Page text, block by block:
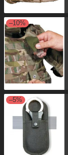
–10%
–5%